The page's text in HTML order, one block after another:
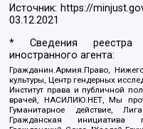
Источник: https://
03.12.2021
* Сведения реестра
иностранного агента:
Гражданин.Армия.Право,
культуры, Центр гендерных
Институт права и публичной
врачей, НАСИЛИЮ.НЕТ, Мы
Гуманитарное действие,
Гражданская инициатива